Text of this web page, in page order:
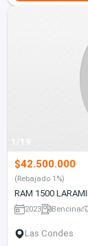
1/19
$42.500.000
(Rebajado 1%)
RAM 1500
2023 Bencina
Las Condes